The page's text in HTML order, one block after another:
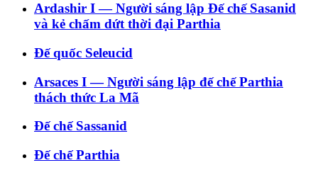
Ardashir I — Người sáng lập Đế chế Sasanid
và kẻ chấm dứt thời đại Parthia
Đế quốc Seleucid
Arsaces I — Người sáng lập đế chế Parthia
thách thức La Mã
Đế chế Sassanid
Đế chế Parthia